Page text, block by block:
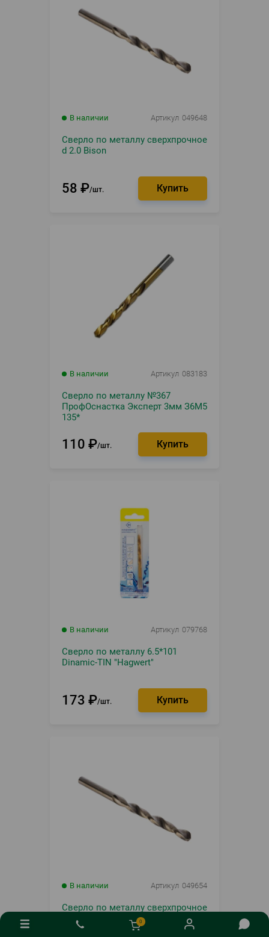
В наличии Артикул 049648
Сверло по металлу сверхпрочное
d 2.0 Bison
58 ₽ шт.
В наличии Артикул 083183
Сверло по металлу №367
ПрофОснастка Эксперт 3мм З6М5
135*
110 ₽ шт.
В наличии Артикул 079768
Сверло по металлу 6.5*101
Dinamic-TIN "Hagwert"
173 ₽ шт.
В наличии Артикул 049654
Сверло по металлу сверхпрочное
d 4.2 Bison